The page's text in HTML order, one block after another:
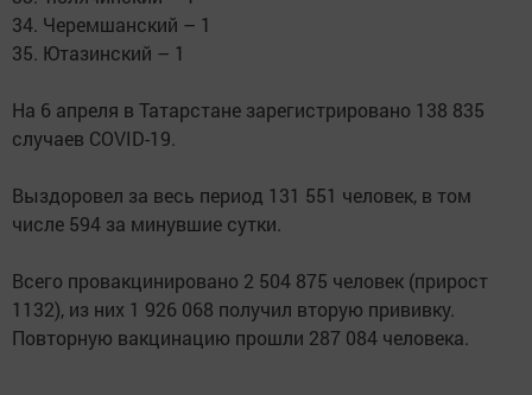
34. Черемшанский – 1
35. Ютазинский – 1
На 6 апреля в Татарстане зарегистрировано 138 835
случаев COVID-19.
Выздоровел за весь период 131 551 человек, в том
числе 594 за минувшие сутки.
Всего провакцинировано 2 504 875 человек (прирост
1132), из них 1 926 068 получил вторую прививку.
Повторную вакцинацию прошли 287 084 человека.